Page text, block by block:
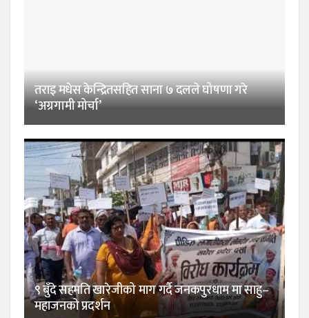
तराइ मधेस केन्द्रितसहित साना ७ दलले घोषणा गरे
‘अग्रगामी मोर्चा’
९ बुँदे सहमति खारेजीको माग गर्दै जनकपुरधाम मा साहु–
महाजनको प्रदर्शन